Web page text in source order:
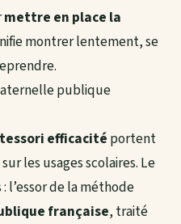
mettre en place la
montrer lentement, se
publique
efficacité portent
les usages scolaires. Le
l’essor de la méthode
française, traité